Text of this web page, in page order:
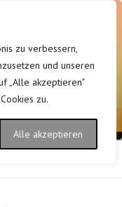
zu verbessern,
und unseren
„Alle akzeptieren"
zu.
Alle akzeptieren
1928